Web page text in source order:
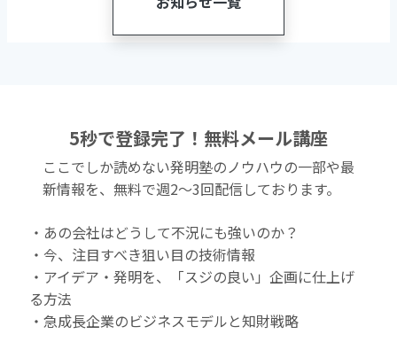
5秒で登録完了！無料メール講座
ここでしか読めない発明塾のノウハウの一部や最
新情報を、無料で週2〜3回配信しております。
・あの会社はどうして不況にも強いのか？
・今、注目すべき狙い目の技術情報
・アイデア・発明を、「スジの良い」企画に仕上げ
る方法
・急成長企業のビジネスモデルと知財戦略